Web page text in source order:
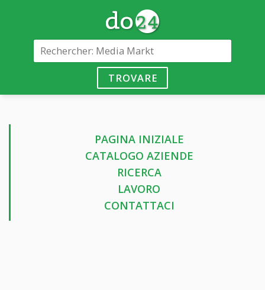
TROVARE
PAGINA INIZIALE
CATALOGO AZIENDE
RICERCA
LAVORO
CONTATTACI